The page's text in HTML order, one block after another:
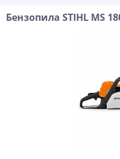
Бензопила STIHL MS